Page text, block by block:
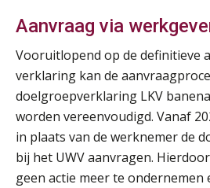
Aanvraag via
Vooruitlopend op de definitieve
verklaring kan de
doelgroepverklaring LKV
worden vereenvoudigd. Vanaf
in plaats van de werknemer de
bij het UWV aanvragen.
geen actie meer te ondernemen
09
SEP
MOCuitgevers
16
SEP
MOCuitgevers
17
SEP
MOCuitgevers